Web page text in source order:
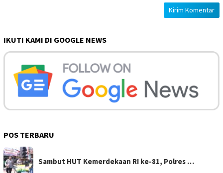
IKUTI KAMI DI GOOGLE NEWS
POS TERBARU
Sambut HUT Kemerdekaan RI ke-81, Polres …